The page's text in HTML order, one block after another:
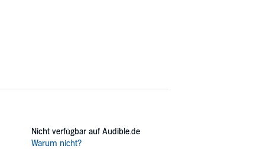
Nicht verfügbar auf Audible.de
Warum nicht?